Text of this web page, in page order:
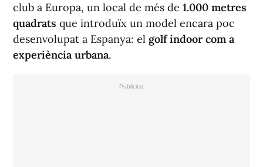
club a Europa, un local de més de 1.000 metres
quadrats que introduïx un model encara poc
desenvolupat a Espanya: el golf indoor com a
experiència urbana.